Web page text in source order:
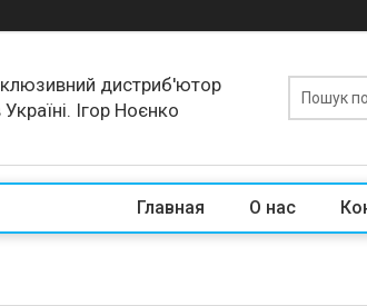
дистриб'ютор
Ігор Ноєнко
Главная О нас